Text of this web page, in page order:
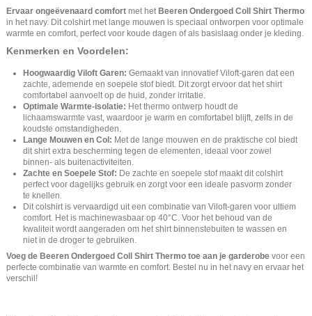
Ervaar ongeëvenaard comfort met het Beeren Ondergoed Coll Shirt Thermo
in het navy. Dit colshirt met lange mouwen is speciaal ontworpen voor optimale
warmte en comfort, perfect voor koude dagen of als basislaag onder je kleding.
Kenmerken en Voordelen:
Hoogwaardig Viloft Garen: Gemaakt van innovatief Viloft-garen dat een
zachte, ademende en soepele stof biedt. Dit zorgt ervoor dat het shirt
comfortabel aanvoelt op de huid, zonder irritatie.
Optimale Warmte-isolatie: Het thermo ontwerp houdt de
lichaamswarmte vast, waardoor je warm en comfortabel blijft, zelfs in de
koudste omstandigheden.
Lange Mouwen en Col: Met de lange mouwen en de praktische col biedt
dit shirt extra bescherming tegen de elementen, ideaal voor zowel
binnen- als buitenactiviteiten.
Zachte en Soepele Stof: De zachte en soepele stof maakt dit colshirt
perfect voor dagelijks gebruik en zorgt voor een ideale pasvorm zonder
te knellen.
Dit colshirt is vervaardigd uit een combinatie van Viloft-garen voor ultiem
comfort. Het is machinewasbaar op 40°C. Voor het behoud van de
kwaliteit wordt aangeraden om het shirt binnenstebuiten te wassen en
niet in de droger te gebruiken.
Voeg de Beeren Ondergoed Coll Shirt Thermo toe aan je garderobe voor een
perfecte combinatie van warmte en comfort. Bestel nu in het navy en ervaar het
verschil!